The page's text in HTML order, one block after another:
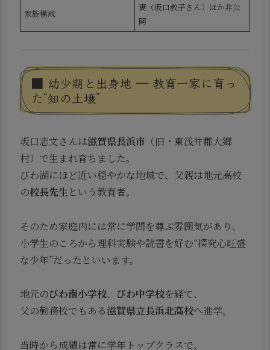
家族構成
妻（坂口教子さん）ほか非公
開
■ 幼少期と出身地 ― 教育一家に育っ
た“知の土壌”
坂口志文さんは滋賀県長浜市 （旧・東浅井郡大郷
村）で生まれ育ちました。
びわ湖にほど近い穏やかな地域で、父親は地元高校
の校長先生という教育者。
そのため家庭内には常に学問を尊ぶ雰囲気があり、
小学生のころから理科実験や読書を好む“探究心旺盛
な少年”だったといいます。
地元のびわ南小学校、 びわ中学校を経て、
父の勤務校でもある滋賀県立長浜北高校へ進学。
当時から成績は常に学年トップクラスで、